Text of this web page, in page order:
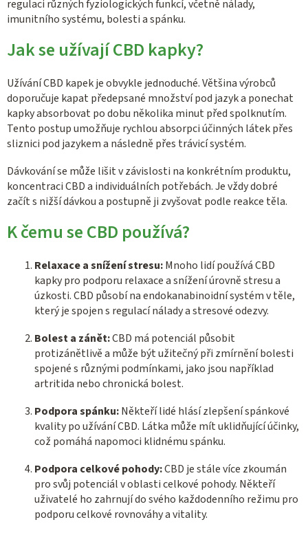
regulaci různých fyziologických funkcí, včetně nálady,
imunitního systému, bolesti a spánku.
Jak se užívají CBD kapky?
Užívání CBD kapek je obvykle jednoduché. Většina výrobců
doporučuje kapat předepsané množství pod jazyk a ponechat
kapky absorbovat po dobu několika minut před spolknutím.
Tento postup umožňuje rychlou absorpci účinných látek přes
sliznici pod jazykem a následně přes trávicí systém.
Dávkování se může lišit v závislosti na konkrétním produktu,
koncentraci CBD a individuálních potřebách. Je vždy dobré
začít s nižší dávkou a postupně ji zvyšovat podle reakce těla.
K čemu se CBD používá?
Relaxace a snížení stresu:Mnoho lidí používá CBD
kapky pro podporu relaxace a snížení úrovně stresu a
úzkosti. CBD působí na endokanabinoidní systém v těle,
který je spojen s regulací nálady a stresové odezvy.
Bolest a zánět:CBD má potenciál působit
protizánětlivě a může být užitečný při zmírnění bolesti
spojené s různými podmínkami, jako jsou například
artritida nebo chronická bolest.
Podpora spánku:Někteří lidé hlásí zlepšení spánkové
kvality po užívání CBD. Látka může mít uklidňující účinky,
což pomáhá napomoci klidnému spánku.
Podpora celkové pohody:CBD je stále více zkoumán
pro svůj potenciál v oblasti celkové pohody. Někteří
uživatelé ho zahrnují do svého každodenního režimu pro
podporu celkové rovnováhy a vitality.